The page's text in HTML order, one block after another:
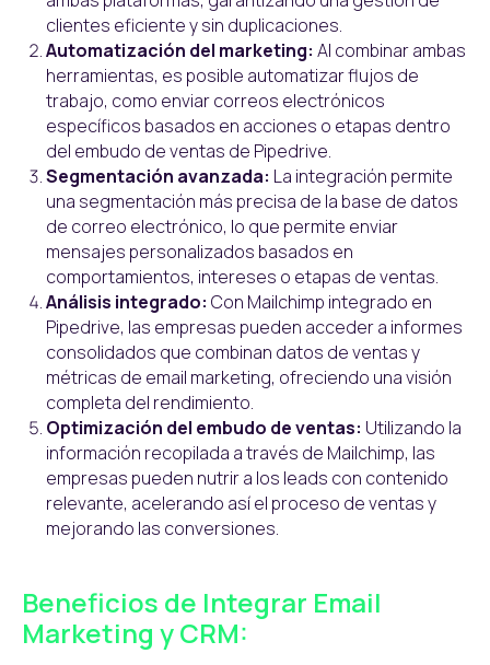
clientes eficiente y sin duplicaciones.
Automatización del marketing: Al combinar ambas
herramientas, es posible automatizar flujos de
trabajo, como enviar correos electrónicos
específicos basados en acciones o etapas dentro
del embudo de ventas de Pipedrive.
Segmentación avanzada: La integración permite
una segmentación más precisa de la base de datos
de correo electrónico, lo que permite enviar
mensajes personalizados basados en
comportamientos, intereses o etapas de ventas.
Análisis integrado: Con Mailchimp integrado en
Pipedrive, las empresas pueden acceder a informes
consolidados que combinan datos de ventas y
métricas de email marketing, ofreciendo una visión
completa del rendimiento.
Optimización del embudo de ventas: Utilizando la
información recopilada a través de Mailchimp, las
empresas pueden nutrir a los leads con contenido
relevante, acelerando así el proceso de ventas y
mejorando las conversiones.
Beneficios de Integrar Email
Marketing y CRM: